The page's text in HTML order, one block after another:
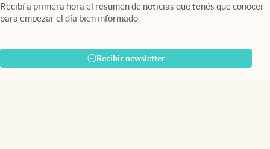
Recibí a primera hora el resumen de noticias que tenés que conocer
para empezar el día bien informado.
Recibir newsletter